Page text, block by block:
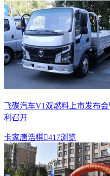
飞碟汽车V1双燃料上市发布
利召开
卡家唐浩棋417浏览